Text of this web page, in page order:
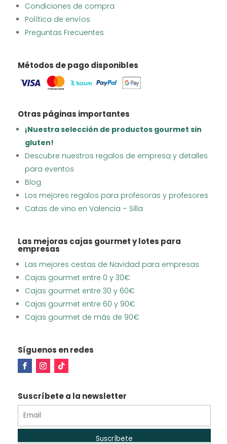
Condiciones de compra
Política de envíos
Preguntas Frecuentes
Métodos de pago disponibles
Otras páginas importantes
¡Nuestra selección de productos gourmet sin
gluten!
Descubre nuestros regalos de empresa y detalles
para eventos
Blog
Los mejores regalos para profesoras y profesores
Catas de vino en Valencia – Silla
Las mejoras cajas gourmet y lotes para
empresas
Las mejores cestas de Navidad para empresas
Cajas gourmet entre 0 y 30€
Cajas gourmet entre 30 y 60€
Cajas gourmet entre 60 y 90€
Cajas gourmet de más de 90€
Síguenos en redes
Suscríbete a la newsletter